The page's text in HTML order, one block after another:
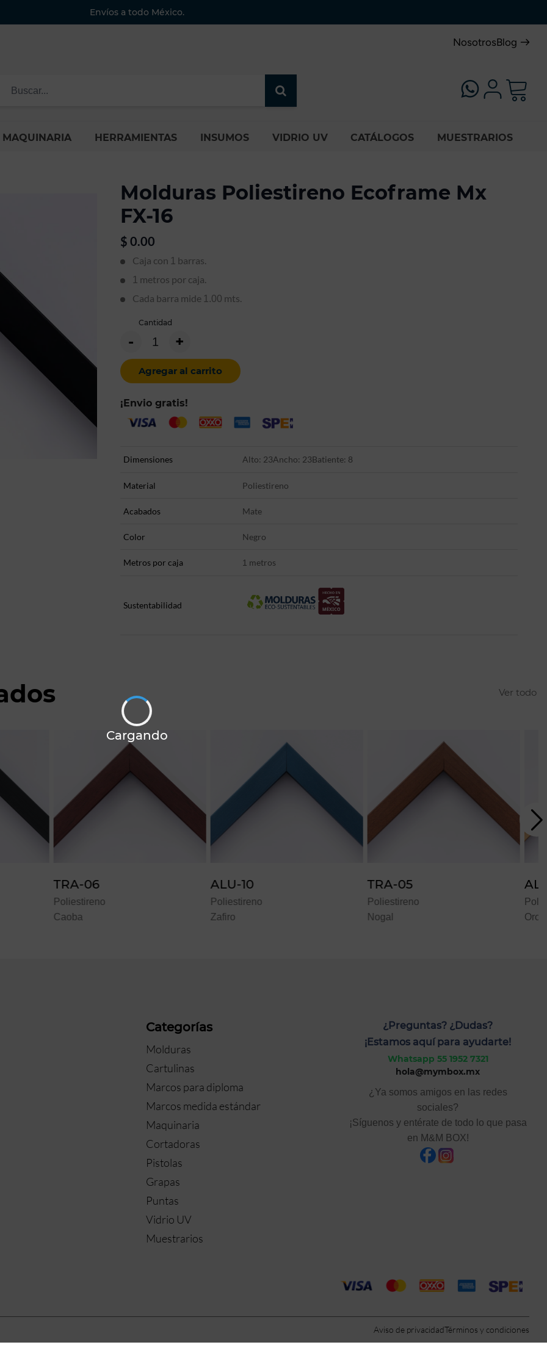
Envíos a todo México.
NosotrosBlog
MAQUINARIA HERRAMIENTAS INSUMOS VIDRIO UV CATÁLOGOS MUESTRARIOS
Molduras Poliestireno Ecoframe Mx
FX-16
$ 0.00
Caja con 1 barras.
1 metros por caja.
Cada barra mide 1.00 mts.
Cantidad
- +
Agregar al carrito
¡Envio gratis!
Dimensiones Alto: 23Ancho: 23Batiente: 8
Material Poliestireno
Acabados Mate
Color Negro
Metros por caja 1 metros
Sustentabilidad
Ver todo
ALU-10
Poliestireno
TRA-05
Poliestireno
ALU-07
Poliestireno
Cargando
Categorías
Molduras
Cartulinas
Marcos para diploma
Marcos medida estándar
Maquinaria
Cortadoras
Pistolas
Grapas
Puntas
Vidrio UV
Muestrarios
¿Preguntas? ¿Dudas?
¡Estamos aquí para ayudarte!
Whatsapp 55 1952 7321
hola@mymbox.mx
¿Ya somos amigos en las redes
sociales?
¡Síguenos y entérate de todo lo que pasa
en M&M BOX!
Aviso de privacidadTérminos y condiciones